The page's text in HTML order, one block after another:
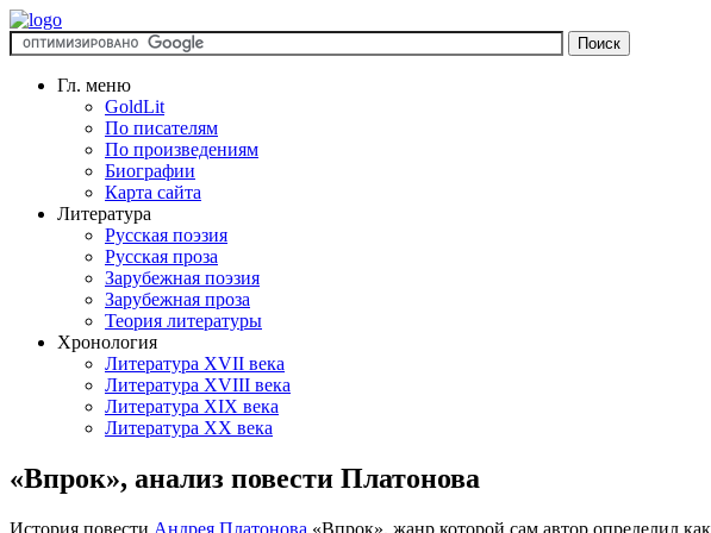
Гл. меню
GoldLit
По писателям
По произведениям
Биографии
Карта сайта
Литература
Русская поэзия
Русская проза
Зарубежная поэзия
Зарубежная проза
Теория литературы
Хронология
Литература XVII века
Литература XVIII века
Литература XIX века
Литература XX века
«Впрок», анализ повести Платонова
История повести Андрея Платонова «Впрок», жанр которой сам автор определил